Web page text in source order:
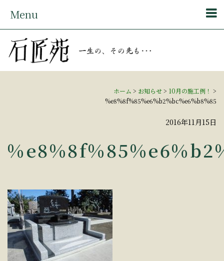
Menu
ホーム > お知らせ> 10月の施工例！ >
%e8%8f%85%e6%b2%bc%e6%b8%85
2016年11月15日